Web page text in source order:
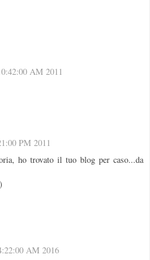
AM 2011
PM 2011
ho trovato il tuo blog per caso...da
AM 2016